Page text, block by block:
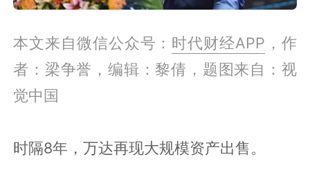
本文来自微信公众号： 时代财经APP ，作
者：梁争誉，编辑：黎倩，题图来自：视
觉中国
时隔8年，万达再现大规模资产出售。